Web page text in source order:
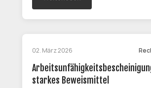
02. März 2026
starkes Beweismittel